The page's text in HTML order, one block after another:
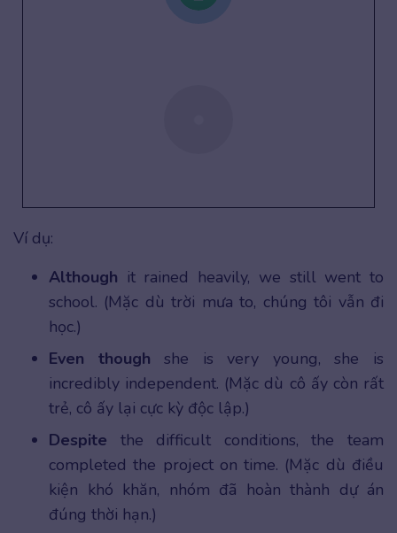
Ví dụ:
Although it rained heavily, we still went to
school. (Mặc dù trời mưa to, chúng tôi vẫn đi
học.)
Even though she is very young, she is
incredibly independent. (Mặc dù cô ấy còn rất
trẻ, cô ấy lại cực kỳ độc lập.)
Despite the difficult conditions, the team
completed the project on time. (Mặc dù điều
kiện khó khăn, nhóm đã hoàn thành dự án
đúng thời hạn.)